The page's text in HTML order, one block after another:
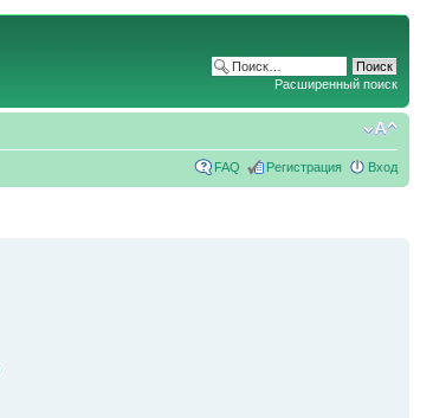
Расширенный поиск
FAQ Регистрация Вход